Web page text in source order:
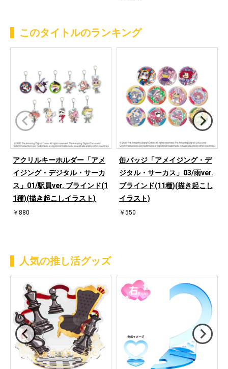
このタイトルのランキング
アクリルキーホルダー「アメ
イジング・デジタル・サーカ
ス」01/駅員ver. ブラインド(1
1種)(描き起こしイラスト)
￥880
缶バッジ「アメイジング・デ
ジタル・サーカス」03/雨ver.
ブラインド(11種)(描き起こし
イラスト)
￥550
人気の推し活グッズ